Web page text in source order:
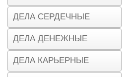
ДЕЛА СЕРДЕЧНЫЕ
ДЕЛА ДЕНЕЖНЫЕ
ДЕЛА КАРЬЕРНЫЕ